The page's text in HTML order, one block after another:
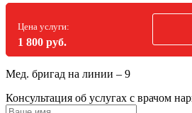
Цена услуги:
1 800 руб.
Мед. бригад на линии – 9
Консультация об услугах с врачом